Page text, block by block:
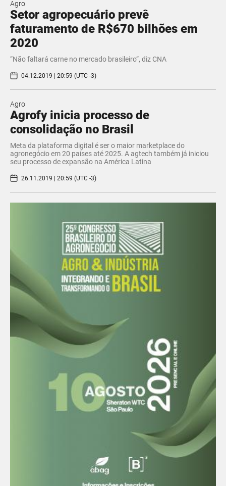
Agro
Setor agropecuário prevê
faturamento de R$670 bilhões em
2020
“Não faltará carne no mercado brasileiro”, diz CNA
04.12.2019 | 20:59 (UTC -3)
Agro
Agrofy inicia processo de
consolidação no Brasil
Meta da plataforma digital é ser o maior marketplace do
agronegócio em 20 países até 2025. A agtech também já iniciou
seu processo de expansão na América Latina
26.11.2019 | 20:59 (UTC -3)